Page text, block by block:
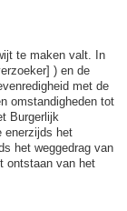
te maken valt. In
) en de
met de
omstandigheden tot
Burgerlijk
enerzijds het
het weggedrag van
ontstaan van het